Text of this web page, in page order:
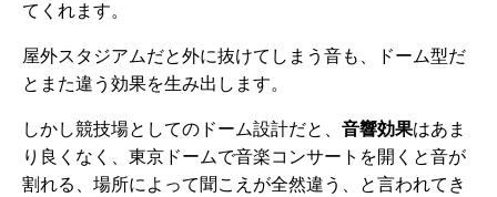
てくれます。
屋外スタジアムだと外に抜けてしまう音も、ドーム型だ
とまた違う効果を生み出します。
しかし競技場としてのドーム設計だと、 音響効果はあま
り良くなく、東京ドームで音楽コンサートを開くと音が
割れる、場所によって聞こえが全然違う、と言われてき